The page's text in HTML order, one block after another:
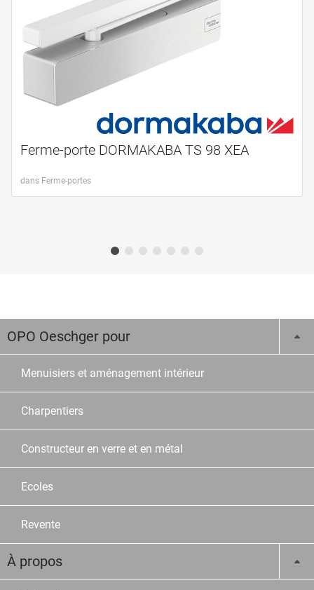
Ferme-porte DORMAKABA TS 98 XEA
dans Ferme-portes
OPO Oeschger pour
Menuisiers et aménagement intérieur
Charpentiers
Constructeur en verre et en métal
Ecoles
Revente
À propos